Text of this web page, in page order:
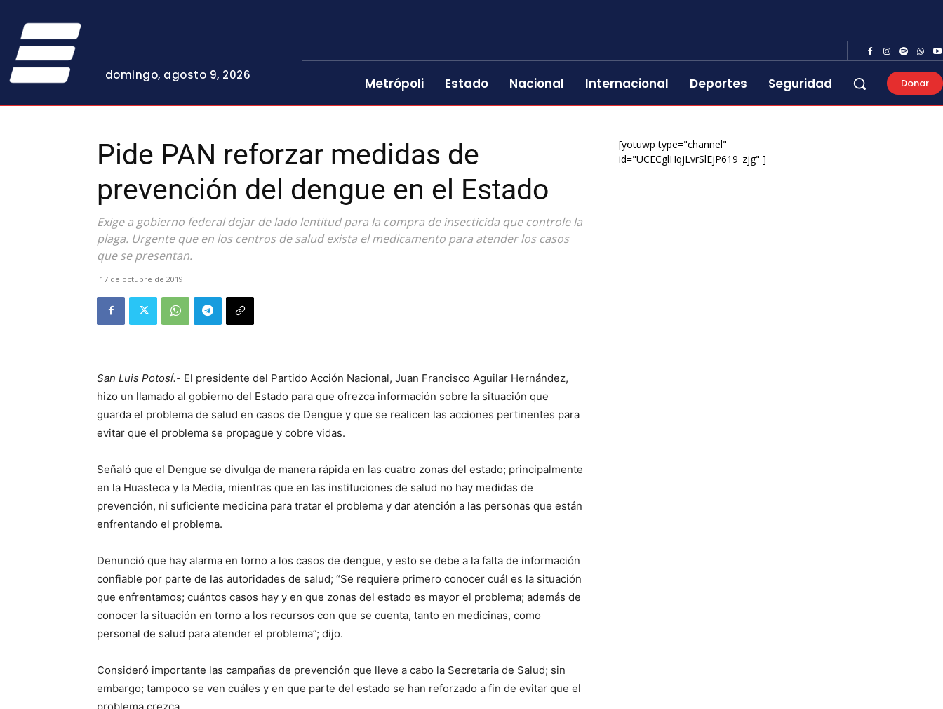
domingo, agosto 9, 2026
Metrópoli Estado Nacional Internacional Deportes Seguridad Donar
Pide PAN reforzar medidas de
prevención del dengue en el Estado
Exige a gobierno federal dejar de lado lentitud para la compra de insecticida que controle la
plaga. Urgente que en los centros de salud exista el medicamento para atender los casos
que se presentan.
17 de octubre de 2019
San Luis Potosí.- El presidente del Partido Acción Nacional, Juan Francisco Aguilar Hernández,
hizo un llamado al gobierno del Estado para que ofrezca información sobre la situación que
guarda el problema de salud en casos de Dengue y que se realicen las acciones pertinentes para
evitar que el problema se propague y cobre vidas.
Señaló que el Dengue se divulga de manera rápida en las cuatro zonas del estado; principalmente
en la Huasteca y la Media, mientras que en las instituciones de salud no hay medidas de
prevención, ni suficiente medicina para tratar el problema y dar atención a las personas que están
enfrentando el problema.
Denunció que hay alarma en torno a los casos de dengue, y esto se debe a la falta de información
confiable por parte de las autoridades de salud; “Se requiere primero conocer cuál es la situación
que enfrentamos; cuántos casos hay y en que zonas del estado es mayor el problema; además de
conocer la situación en torno a los recursos con que se cuenta, tanto en medicinas, como
personal de salud para atender el problema”; dijo.
Consideró importante las campañas de prevención que lleve a cabo la Secretaria de Salud; sin
embargo; tampoco se ven cuáles y en que parte del estado se han reforzado a fin de evitar que el
problema crezca.
[yotuwp type="channel"
id="UCECglHqjLvrSlEjP619_zjg" ]